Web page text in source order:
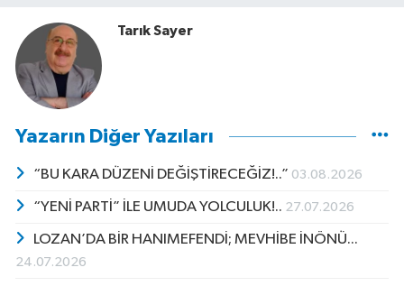
Tarık Sayer
Yazarın Diğer Yazıları
“BU KARA DÜZENİ DEĞİŞTİRECEĞİZ!..” 03.08.2026
“YENİ PARTİ” İLE UMUDA YOLCULUK!.. 27.07.2026
LOZAN’DA BİR HANIMEFENDİ; MEVHİBE İNÖNÜ...
24.07.2026